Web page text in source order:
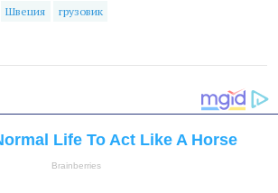
Швеция грузовик